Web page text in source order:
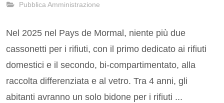
Pubblica Amministrazione
Nel 2025 nel Pays de Mormal, niente più due
cassonetti per i rifiuti, con il primo dedicato ai rifiuti
domestici e il secondo, bi-compartimentato, alla
raccolta differenziata e al vetro. Tra 4 anni, gli
abitanti avranno un solo bidone per i rifiuti ...